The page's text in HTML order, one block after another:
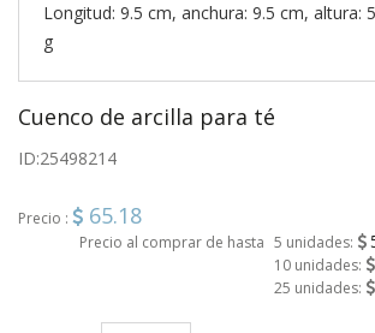
Longitud: 9.5 cm, anchura: 9.5 cm, altura:
g
Cuenco de arcilla para té
ID:25498214
Precio : 65.18
Precio al comprar de hasta 5 unidades:
10 unidades:
25 unidades: